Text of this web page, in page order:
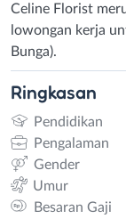
Celine Florist
lowongan kerja
Bunga).
Ringkasan
Pendidikan
Pengalaman
Gender
Umur
Besaran Gaji